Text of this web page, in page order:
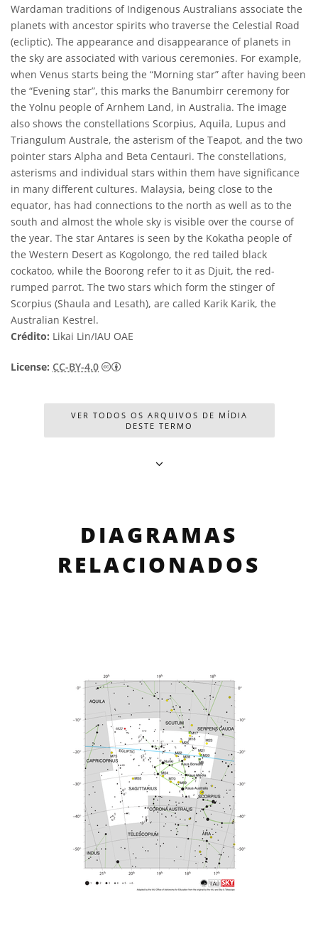
Wardaman traditions of Indigenous Australians associate the
planets with ancestor spirits who traverse the Celestial Road
(ecliptic). The appearance and disappearance of planets in
the sky are associated with various ceremonies. For example,
when Venus starts being the “Morning star” after having been
the “Evening star”, this marks the Banumbirr ceremony for
the Yolnu people of Arnhem Land, in Australia. The image
also shows the constellations Scorpius, Aquila, Lupus and
Triangulum Australe, the asterism of the Teapot, and the two
pointer stars Alpha and Beta Centauri. The constellations,
asterisms and individual stars within them have significance
in many different cultures. Malaysia, being close to the
equator, has had connections to the north as well as to the
south and almost the whole sky is visible over the course of
the year. The star Antares is seen by the Kokatha people of
the Western Desert as Kogolongo, the red tailed black
cockatoo, while the Boorong refer to it as Djuit, the red-
rumped parrot. The two stars which form the stinger of
Scorpius (Shaula and Lesath), are called Karik Karik, the
Australian Kestrel.
Crédito: Likai Lin/IAU OAE
License: CC-BY-4.0 Creative Commons Attribution 4.0
VER TODOS OS ARQUIVOS DE MÍDIA
DESTE TERMO
DIAGRAMAS
RELACIONADOS